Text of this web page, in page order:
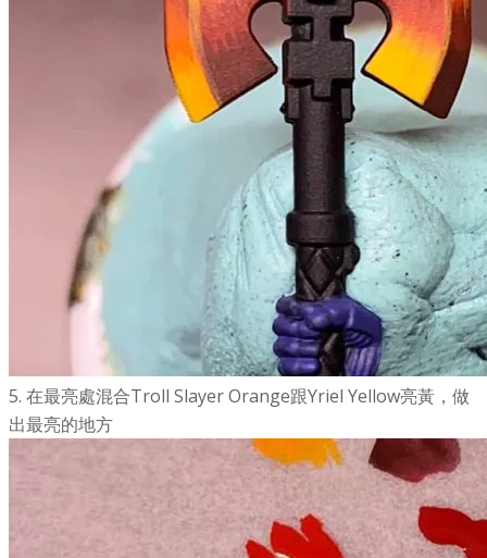
5. 在最亮處混合Troll Slayer Orange跟Yriel Yellow亮黃，做
出最亮的地方